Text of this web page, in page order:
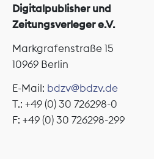
Digitalpublisher und
Zeitungsverleger e.V.
Markgrafenstraße 15
10969 Berlin
E-Mail: bdzv@bdzv.de
T.: +49 (0) 30 726298-0
F: +49 (0) 30 726298-299